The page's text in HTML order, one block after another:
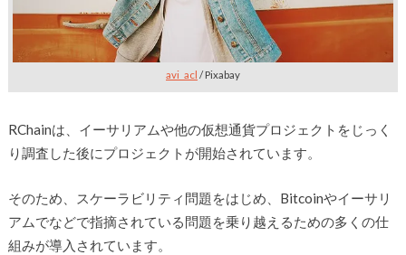
avi_acl / Pixabay
RChainは、イーサリアムや他の仮想通貨プロジェクトをじっく
り調査した後にプロジェクトが開始されています。
そのため、スケーラビリティ問題をはじめ、Bitcoinやイーサリ
アムでなどで指摘されている問題を乗り越えるための多くの仕
組みが導入されています。